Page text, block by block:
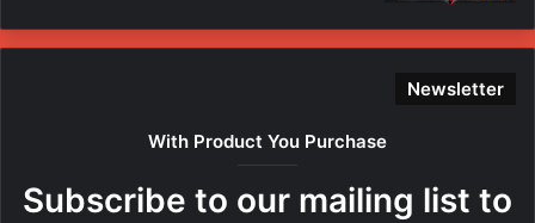
Newsletter
With Product You Purchase
Subscribe to our mailing list to